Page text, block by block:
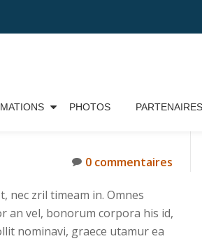
PHOTOS PARTENAIRES
0 commentaires
nec zril timeam in. Omnes
an vel, bonorum corpora his id,
nominavi, graece utamur ea